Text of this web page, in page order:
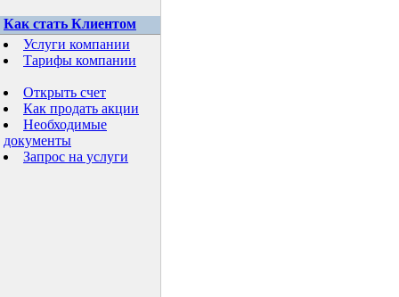
Как стать Клиентом
Услуги компании
Тарифы компании
Открыть счет
Как продать акции
Необходимые
документы
Запрос на услуги